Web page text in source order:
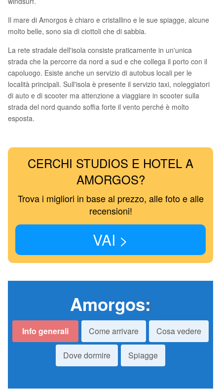
Il mare di Amorgos è chiaro e cristallino e le sue spiagge, alcune
molto belle, sono sia di ciottoli che di sabbia.
La rete stradale dell'isola consiste praticamente in un'unica
strada che la percorre da nord a sud e che collega il porto con il
capoluogo. Esiste anche un servizio di autobus locali per le
località principali. Sull'isola è presente il servizio taxi, noleggiatori
di auto e di scooter ma attenzione a viaggiare in scooter sulla
strada del nord quando soffia forte il vento perché è molto
esposta.
CERCHI STUDIOS E HOTEL A
AMORGOS?
Trova i migliori in base al prezzo, alle foto e alle
recensioni!
VAI >
Amorgos:
Info generali Come arrivare Cosa vedere
Dove dormire Spiagge